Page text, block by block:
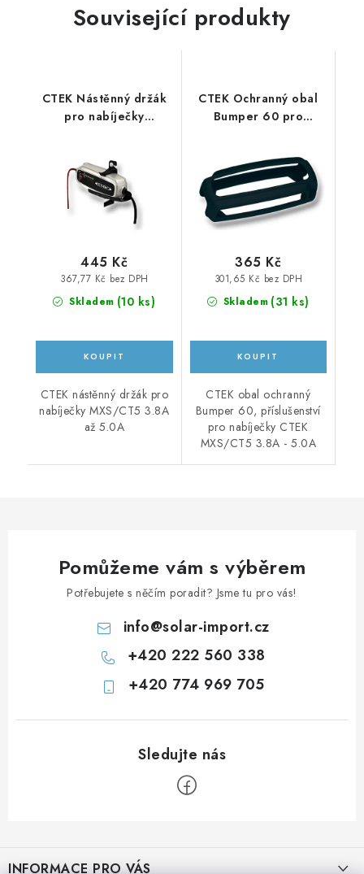
Související produkty
CTEK Nástěnný držák
pro nabíječky
Skladem (10 ks)
367,77 Kč bez DPH
445 Kč
CTEK nástěnný držák pro
nabíječky MXS/CT5 3.8A
až 5.0A
CTEK Ochranný obal
Bumper 60 pro
Skladem (31 ks)
301,65 Kč bez DPH
365 Kč
CTEK obal ochranný
Bumper 60, příslušenství
pro nabíječky CTEK
MXS/CT5 3.8A - 5.0A
Pomůžeme vám s výběrem
Potřebujete s něčím poradit? Jsme tu pro vás!
info@solar-import.cz
+420 222 560 338
+420 774 969 705
INFORMACE PRO VÁS